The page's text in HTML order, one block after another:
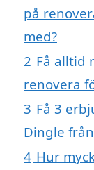
på
med?
2 Få alltid
renovera
3 Få 3
Dingle
4 Hur